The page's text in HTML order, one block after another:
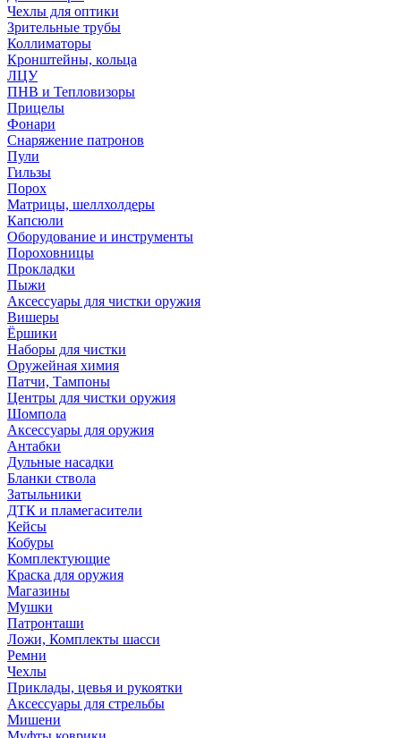
Чехлы для оптики
Зрительные трубы
Коллиматоры
Кронштейны, кольца
ЛЦУ
ПНВ и Тепловизоры
Прицелы
Фонари
Снаряжение патронов
Пули
Гильзы
Порох
Матрицы, шеллхолдеры
Капсюли
Оборудование и инструменты
Пороховницы
Прокладки
Пыжи
Аксессуары для чистки оружия
Вишеры
Ёршики
Наборы для чистки
Оружейная химия
Патчи, Тампоны
Центры для чистки оружия
Шомпола
Аксессуары для оружия
Антабки
Дульные насадки
Бланки ствола
Затыльники
ДТК и пламегасители
Кейсы
Кобуры
Комплектующие
Краска для оружия
Магазины
Мушки
Патронташи
Ложи, Комплекты шасси
Ремни
Чехлы
Приклады, цевья и рукоятки
Аксессуары для стрельбы
Мишени